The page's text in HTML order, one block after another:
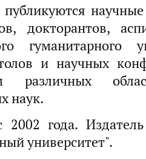
докторантов,
гуманитарного
и научных
различных
наук.
2002 года.
университет".